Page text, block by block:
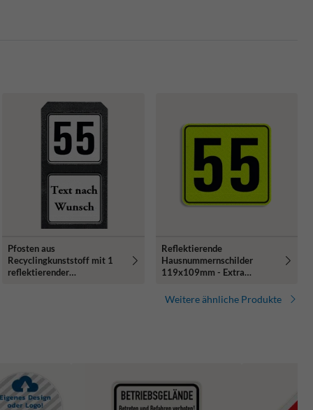
Pfosten aus
Recyclingkunststoff mit 1
reflektierender
Reflektierende
Hausnummernschilder
119x109mm - Extra
Weitere ähnliche Produkte